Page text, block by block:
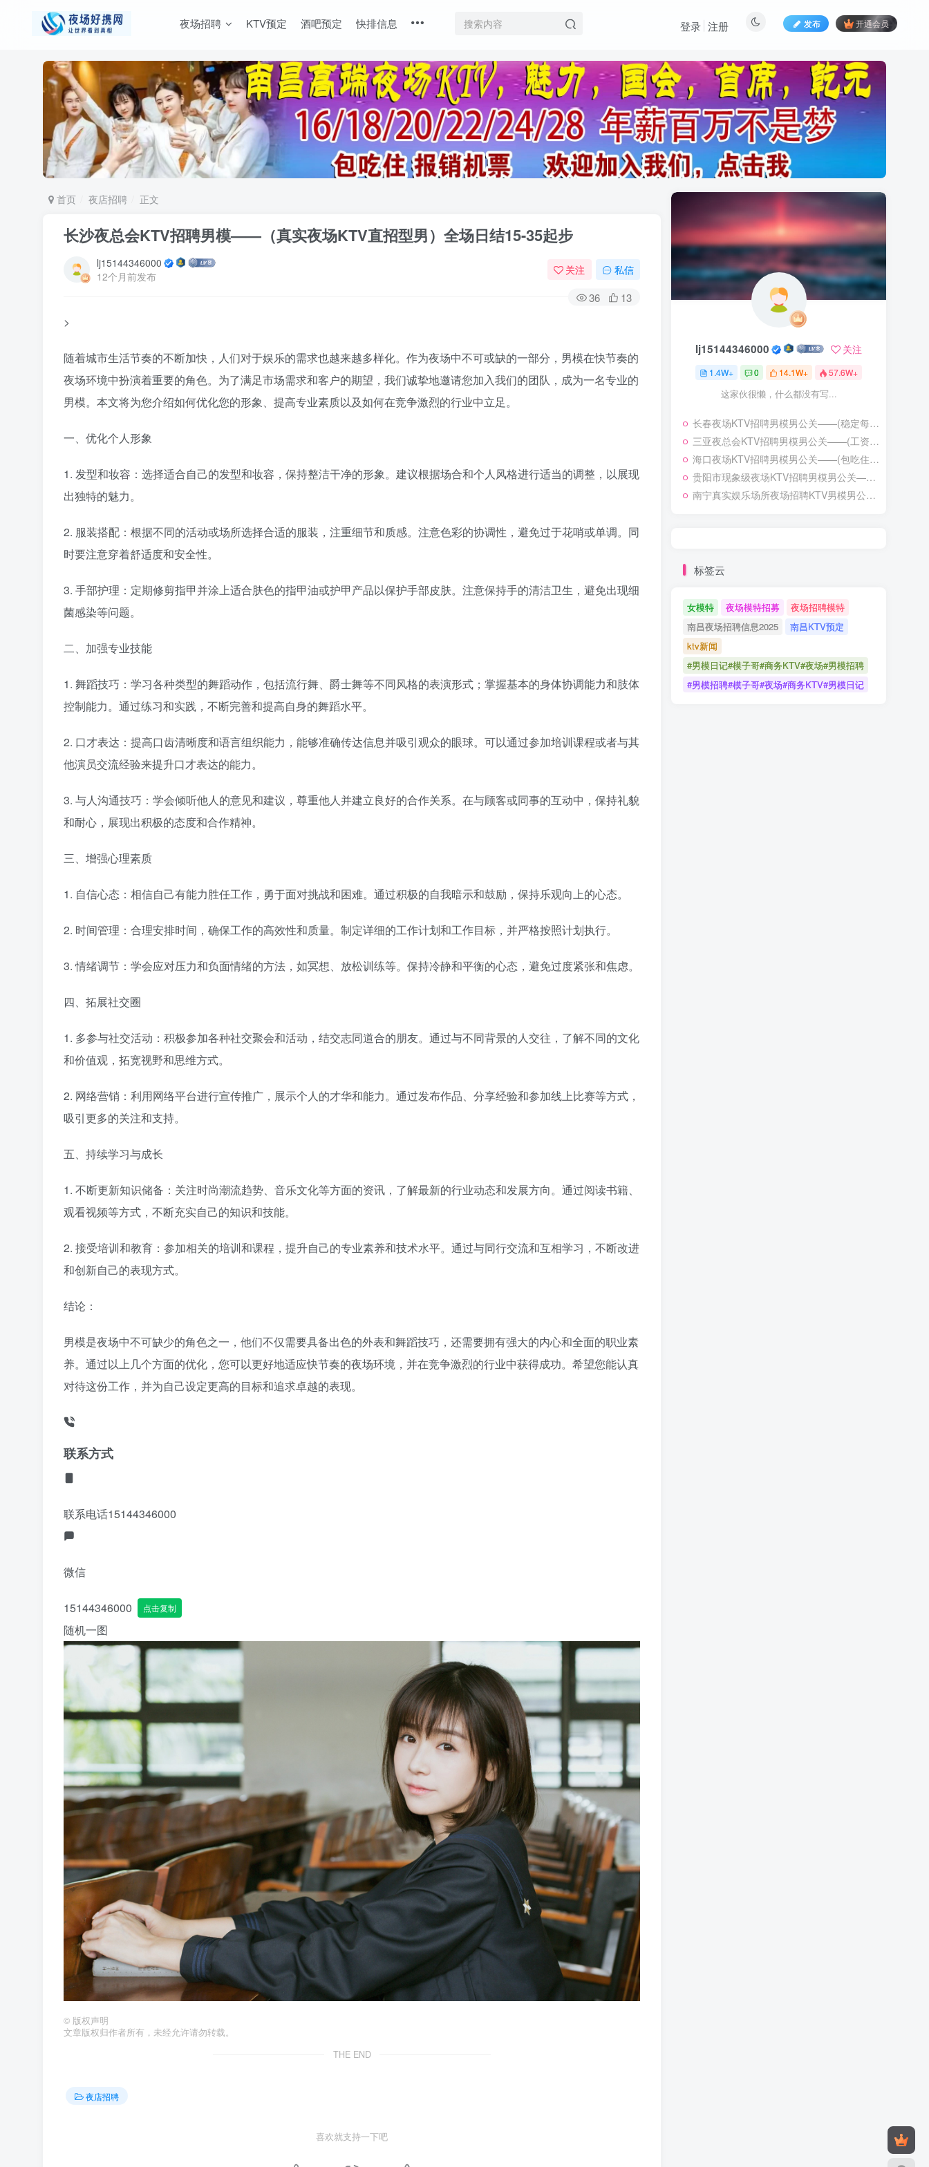
夜场招聘 KTV预定 酒吧预定 快排信息 发布 开通会员
登录 注册
首页 夜店招聘 正文
长沙夜总会KTV招聘男模——（真实夜场KTV直招型男）全场日结15-35起步
lj15144346000
12个月前发布
关注 私信
36 13
>
随着城市生活节奏的不断加快，人们对于娱乐的需求也越来越多样化。作为夜场中不可或缺的一部分，男模在快节奏的
夜场环境中扮演着重要的角色。为了满足市场需求和客户的期望，我们诚挚地邀请您加入我们的团队，成为一名专业的
男模。本文将为您介绍如何优化您的形象、提高专业素质以及如何在竞争激烈的行业中立足。
一、优化个人形象
1. 发型和妆容：选择适合自己的发型和妆容，保持整洁干净的形象。建议根据场合和个人风格进行适当的调整，以展现
出独特的魅力。
2. 服装搭配：根据不同的活动或场所选择合适的服装，注重细节和质感。注意色彩的协调性，避免过于花哨或单调。同
时要注意穿着舒适度和安全性。
3. 手部护理：定期修剪指甲并涂上适合肤色的指甲油或护甲产品以保护手部皮肤。注意保持手的清洁卫生，避免出现细
菌感染等问题。
二、加强专业技能
1. 舞蹈技巧：学习各种类型的舞蹈动作，包括流行舞、爵士舞等不同风格的表演形式；掌握基本的身体协调能力和肢体
控制能力。通过练习和实践，不断完善和提高自身的舞蹈水平。
2. 口才表达：提高口齿清晰度和语言组织能力，能够准确传达信息并吸引观众的眼球。可以通过参加培训课程或者与其
他演员交流经验来提升口才表达的能力。
3. 与人沟通技巧：学会倾听他人的意见和建议，尊重他人并建立良好的合作关系。在与顾客或同事的互动中，保持礼貌
和耐心，展现出积极的态度和合作精神。
三、增强心理素质
1. 自信心态：相信自己有能力胜任工作，勇于面对挑战和困难。通过积极的自我暗示和鼓励，保持乐观向上的心态。
2. 时间管理：合理安排时间，确保工作的高效性和质量。制定详细的工作计划和工作目标，并严格按照计划执行。
3. 情绪调节：学会应对压力和负面情绪的方法，如冥想、放松训练等。保持冷静和平衡的心态，避免过度紧张和焦虑。
四、拓展社交圈
1. 多参与社交活动：积极参加各种社交聚会和活动，结交志同道合的朋友。通过与不同背景的人交往，了解不同的文化
和价值观，拓宽视野和思维方式。
2. 网络营销：利用网络平台进行宣传推广，展示个人的才华和能力。通过发布作品、分享经验和参加线上比赛等方式，
吸引更多的关注和支持。
五、持续学习与成长
1. 不断更新知识储备：关注时尚潮流趋势、音乐文化等方面的资讯，了解最新的行业动态和发展方向。通过阅读书籍、
观看视频等方式，不断充实自己的知识和技能。
2. 接受培训和教育：参加相关的培训和课程，提升自己的专业素养和技术水平。通过与同行交流和互相学习，不断改进
和创新自己的表现方式。
结论：
男模是夜场中不可缺少的角色之一，他们不仅需要具备出色的外表和舞蹈技巧，还需要拥有强大的内心和全面的职业素
养。通过以上几个方面的优化，您可以更好地适应快节奏的夜场环境，并在竞争激烈的行业中获得成功。希望您能认真
对待这份工作，并为自己设定更高的目标和追求卓越的表现。
联系方式
联系电话15144346000
微信
15144346000 点击复制
随机一图
© 版权声明
文章版权归作者所有，未经允许请勿转载。
THE END
夜店招聘
喜欢就支持一下吧
lj15144346000 关注
1.4W+ 0 14.1W+ 57.6W+
这家伙很懒，什么都没有写...
长春夜场KTV招聘男模男公关——(稳定每天收入1200起步)——激发潜能超越自我
三亚夜总会KTV招聘男模男公关——(工资日结)实力领队自招——热门职位有助你早日实现财富自由
海口夜场KTV招聘男模男公关——(包吃住——可兼职——无押金)——业绩能力突出成功迈进高端序列
贵阳市现象级夜场KTV招聘男模男公关——{真实免押金}这里生意好——失败乃成功之母
南宁真实娱乐场所夜场招聘KTV男模男公关——服务员可兼职当天结算流量大——重金签约精英骨干共谋发财大计
标签云
女模特 夜场模特招募
夜场招聘模特
南昌夜场招聘信息2025
南昌KTV预定
ktv新闻
#男模日记#模子哥#商务KTV#夜场#男模招聘
#男模招聘#模子哥#夜场#商务KTV#男模日记